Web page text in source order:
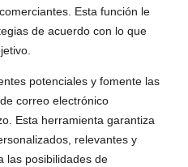
Esta función le
de acuerdo con lo que
potenciales y fomente las
correo electrónico
Esta herramienta garantiza
relevantes y
las posibilidades de